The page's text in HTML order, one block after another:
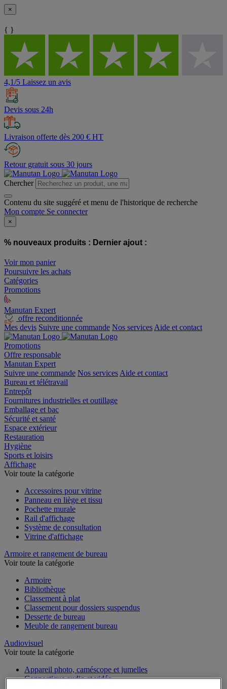
×
{ }
4,1/5 Laissez un avis
Devis sous 24h
Livraison offerte dès 200 € HT
Retour gratuit sous 30 jours
Chercher
Contenu du site suggéré et menu de l'historique de recherche
Mon compte Se connecter
×
% nouveaux produits : Dernier ajout :
Voir mon panier
Poursuivre les achats
Catégories
Promotions
Manutan Expert
offre reconditionnée
Mes devis Suivre une commande Nos services Aide et contact
Promotions
Offre responsable
Manutan Expert
Suivre une commande Nos services Aide et contact
Bureau et télétravail
Entrepôt
Fournitures industrielles et outillage
Emballage et bac
Sécurité et santé
Espace extérieur
Restauration
Hygiène
Sports et loisirs
Affichage
Voir toute la catégorie
Accessoires pour vitrine
Panneau en liège et tissu
Pochette murale
Rail d'affichage
Système de consultation
Vitrine d'affichage
Armoire et rangement de bureau
Voir toute la catégorie
Armoire
Bibliothèque
Classement à plat
Classement pour dossiers suspendus
Desserte de bureau
Meuble de rangement bureau
Audiovisuel
Voir toute la catégorie
Appareil photo, caméscope et jumelles
Connectique audio et vidéo